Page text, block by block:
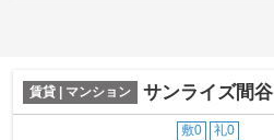
賃貸 | マンション サンライズ間谷
敷0 礼0